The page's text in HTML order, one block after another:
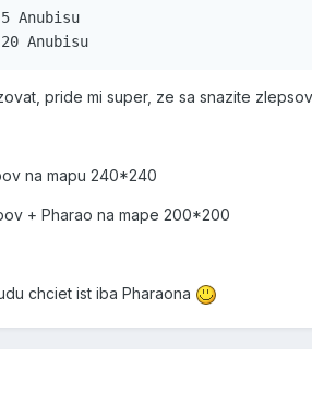
Anubisu
pride mi super, ze sa snazite
na mapu 240*240
+ Pharao na mape 200*200
chciet ist iba Pharaona